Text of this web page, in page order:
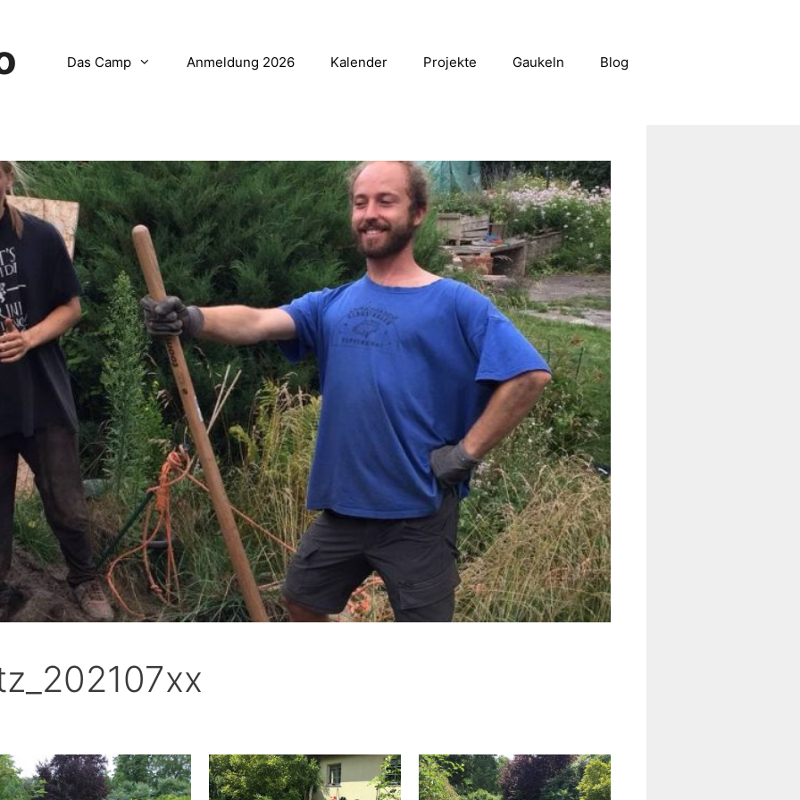
Das Camp Anmeldung 2026 Kalender Projekte Gaukeln Blog